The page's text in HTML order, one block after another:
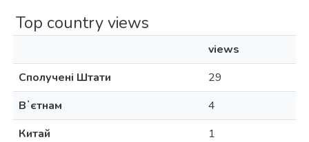
Top country views
views
Сполучені Штати
29
Вʼєтнам
4
Китай
1